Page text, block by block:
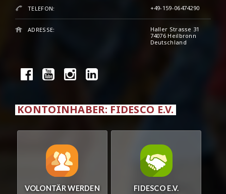
TELEFON: +49-159-06474290
ADRESSE:
Haller Strasse 31
74076 Heilbronn
Deutschland
KONTOINHABER: FIDESCO E.V.
VOLONTÄR WERDEN
FIDESCO E.V.